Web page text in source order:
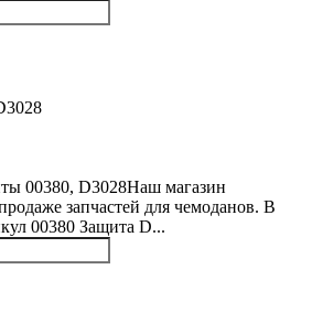
00380, D3028Наш магазин
запчастей для чемоданов. В
00380 Защита D...